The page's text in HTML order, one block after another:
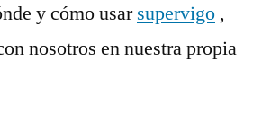
y cómo usarsupervigo ,
nosotros en nuestra propia